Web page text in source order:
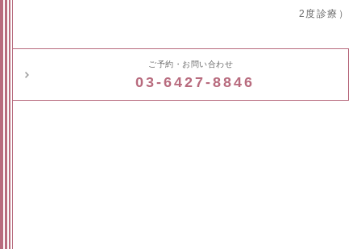
2度診療）
ご予約・お問い合わせ
03-6427-8846